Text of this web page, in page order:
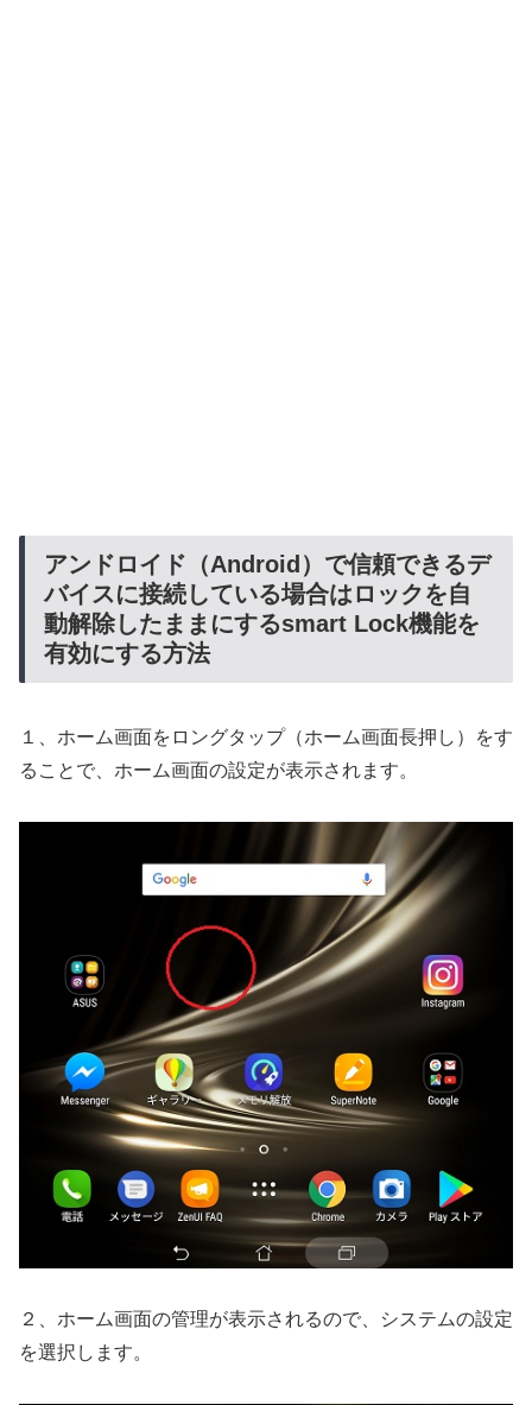
アンドロイド（Android）で信頼できるデ
バイスに接続している場合はロックを自
動解除したままにするsmart Lock機能を
有効にする方法
１、ホーム画面をロングタップ（ホーム画面長押し）をす
ることで、ホーム画面の設定が表示されます。
２、ホーム画面の管理が表示されるので、システムの設定
を選択します。